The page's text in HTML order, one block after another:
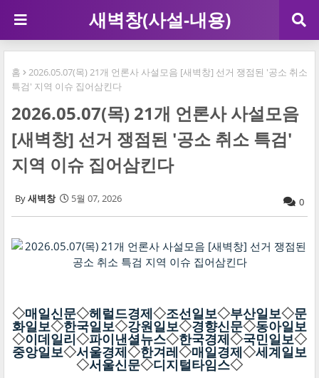
새벽창(사설-내용)
홈
2026.05.07(목) 21개 언론사 사설모음 [새벽창] 선거 쟁점된 '공소 취소
특검' 지역 이슈 집어삼킨다
2026.05.07(목) 21개 언론사 사설모음
[새벽창] 선거 쟁점된 '공소 취소 특검'
지역 이슈 집어삼킨다
새벽창 5월 07, 2026 0
◇매일신문◇헤럴드경제◇조선일보◇부산일보◇문
화일보◇한국일보◇강원일보◇경향신문◇동아일보
◇이데일리◇파이낸셜뉴스◇한국경제◇국민일보◇
중앙일보◇서울경제◇한겨레◇매일경제◇세계일보
◇서울신문◇디지털타임스◇